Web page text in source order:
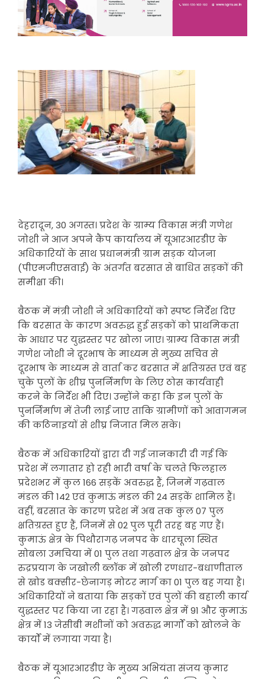
देहरादून, 30 अगस्त। प्रदेश के ग्राम्य विकास मंत्री गणेश
जोशी ने आज अपने कैंप कार्यालय में यूआरआरडीए के
अधिकारियों के साथ प्रधानमंत्री ग्राम सड़क योजना
(पीएमजीएसवाई) के अंतर्गत बरसात से बाधित सड़कों की
समीक्षा की।
बैठक में मंत्री जोशी ने अधिकारियों को स्पष्ट निर्देश दिए
कि बरसात के कारण अवरुद्ध हुई सड़कों को प्राथमिकता
के आधार पर युद्धस्तर पर खोला जाए। ग्राम्य विकास मंत्री
गणेश जोशी ने दूरभाष के माध्यम से मुख्य सचिव से
दूरभाष के माध्यम से वार्ता कर बरसात में क्षतिग्रस्त एवं बह
चुके पुलों के शीघ्र पुनर्निर्माण के लिए ठोस कार्यवाही
करने के निर्देश भी दिए। उन्होंने कहा कि इन पुलों के
पुनर्निर्माण में तेजी लाई जाए ताकि ग्रामीणों को आवागमन
की कठिनाइयों से शीघ्र निजात मिल सके।
बैठक में अधिकारियों द्वारा दी गई जानकारी दी गई कि
प्रदेश में लगातार हो रही भारी वर्षा के चलते फिलहाल
प्रदेशभर में कुल 166 सड़कें अवरुद्ध हैं, जिनमें गढ़वाल
मंडल की 142 एवं कुमाऊं मंडल की 24 सड़कें शामिल हैं।
वहीं, बरसात के कारण प्रदेश में अब तक कुल 07 पुल
क्षतिग्रस्त हुए हैं, जिनमें से 02 पुल पूरी तरह बह गए हैं।
कुमाऊं क्षेत्र के पिथौरागढ़ जनपद के धारचूला स्थित
सोबला उमचिया में 01 पुल तथा गढ़वाल क्षेत्र के जनपद
रुद्रप्रयाग के जखोली ब्लॉक में खोली रणधार-बधाणीताल
से खोड बक्सीर-छेनागड़ मोटर मार्ग का 01 पुल बह गया है।
अधिकारियों ने बताया कि सड़कों एवं पुलों की बहाली कार्य
युद्धस्तर पर किया जा रहा है। गढ़वाल क्षेत्र में 91 और कुमाऊं
क्षेत्र में 13 जेसीबी मशीनों को अवरुद्ध मार्गों को खोलने के
कार्यों में लगाया गया है।
बैठक में यूआरआरडीए के मुख्य अभियंता संजय कुमार